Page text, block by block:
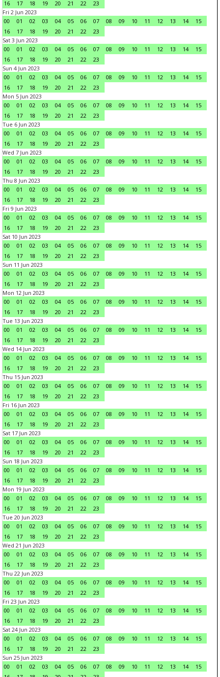
16
17 18 19 20 21 22
23
Fri 2 Jun 2023
00
01 02 03 04 05 06 07 08 09 10 11 12 13 14
15
16
17 18 19 20 21 22
23
Sat 3 Jun 2023
00
01 02 03 04 05 06 07 08 09 10 11 12 13 14
15
16
17 18 19 20 21 22
23
Sun 4 Jun 2023
00
01 02 03 04 05 06 07 08 09 10 11 12 13 14
15
16
17 18 19 20 21 22
23
Mon 5 Jun 2023
00
01 02 03 04 05 06 07 08 09 10 11 12 13 14
15
16
17 18 19 20 21 22
23
Tue 6 Jun 2023
00
01 02 03 04 05 06 07 08 09 10 11 12 13 14
15
16
17 18 19 20 21 22
23
Wed 7 Jun 2023
00
01 02 03 04 05 06 07 08 09 10 11 12 13 14
15
16
17 18 19 20 21 22
23
Thu 8 Jun 2023
00
01 02 03 04 05 06 07 08 09 10 11 12 13 14
15
16
17 18 19 20 21 22
23
Fri 9 Jun 2023
00
01 02 03 04 05 06 07 08 09 10 11 12 13 14
15
16
17 18 19 20 21 22
23
Sat 10 Jun 2023
00
01 02 03 04 05 06 07 08 09 10 11 12 13 14
15
16
17 18 19 20 21 22
23
Sun 11 Jun 2023
00
01 02 03 04 05 06 07 08 09 10 11 12 13 14
15
16
17 18 19 20 21 22
23
Mon 12 Jun 2023
00
01 02 03 04 05 06 07 08 09 10 11 12 13 14
15
16
17 18 19 20 21 22
23
Tue 13 Jun 2023
00
01 02 03 04 05 06 07 08 09 10 11 12 13 14
15
16
17 18 19 20 21 22
23
Wed 14 Jun 2023
00
01 02 03 04 05 06 07 08 09 10 11 12 13 14
15
16
17 18 19 20 21 22
23
Thu 15 Jun 2023
00
01 02 03 04 05 06 07 08 09 10 11 12 13 14
15
16
17 18 19 20 21 22
23
Fri 16 Jun 2023
00
01 02 03 04 05 06 07 08 09 10 11 12 13 14
15
16
17 18 19 20 21 22
23
Sat 17 Jun 2023
00
01 02 03 04 05 06 07 08 09 10 11 12 13 14
15
16
17 18 19 20 21 22
23
Sun 18 Jun 2023
00
01 02 03 04 05 06 07 08 09 10 11 12 13 14
15
16
17 18 19 20 21 22
23
Mon 19 Jun 2023
00
01 02 03 04 05 06 07 08 09 10 11 12 13 14
15
16
17 18 19 20 21 22
23
Tue 20 Jun 2023
00
01 02 03 04 05 06 07 08 09 10 11 12 13 14
15
16
17 18 19 20 21 22
23
Wed 21 Jun 2023
00
01 02 03 04 05 06 07 08 09 10 11 12 13 14
15
16
17 18 19 20 21 22
23
Thu 22 Jun 2023
00
01 02 03 04 05 06 07 08 09 10 11 12 13 14
15
16
17 18 19 20 21 22
23
Fri 23 Jun 2023
00
01 02 03 04 05 06 07 08 09 10 11 12 13 14
15
16
17 18 19 20 21 22
23
Sat 24 Jun 2023
00
01 02 03 04 05 06 07 08 09 10 11 12 13 14
15
16
17 18 19 20 21 22
23
Sun 25 Jun 2023
00
01 02 03 04 05 06 07 08 09 10 11 12 13 14
15